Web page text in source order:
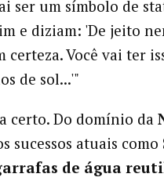
ser um símbolo de
e diziam: 'De jeito
certeza. Você vai ter
de sol...'"
certo. Do domínio da
sucessos atuais como
de água